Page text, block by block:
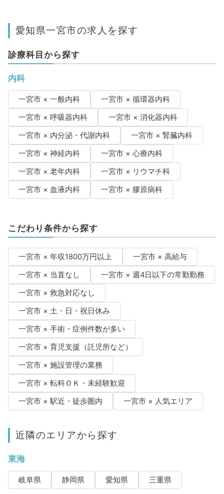
愛知県一宮市の求人を探す
診療科目から探す
内科
一宮市 × 一般内科
一宮市 × 循環器内科
一宮市 × 呼吸器内科
一宮市 × 消化器内科
一宮市 × 内分泌・代謝内科
一宮市 × 腎臓内科
一宮市 × 神経内科
一宮市 × 心療内科
一宮市 × 老年内科
一宮市 × リウマチ科
一宮市 × 血液内科
一宮市 × 膠原病科
こだわり条件から探す
一宮市 × 年収1800万円以上
一宮市 × 高給与
一宮市 × 当直なし
一宮市 × 週4日以下の常勤勤務
一宮市 × 救急対応なし
一宮市 × 土・日・祝日休み
一宮市 × 手術・症例件数が多い
一宮市 × 育児支援（託児所など）
一宮市 × 施設管理の業務
一宮市 × 転科ＯＫ・未経験歓迎
一宮市 × 駅近・徒歩圏内
一宮市 × 人気エリア
近隣のエリアから探す
東海
岐阜県 静岡県 愛知県 三重県